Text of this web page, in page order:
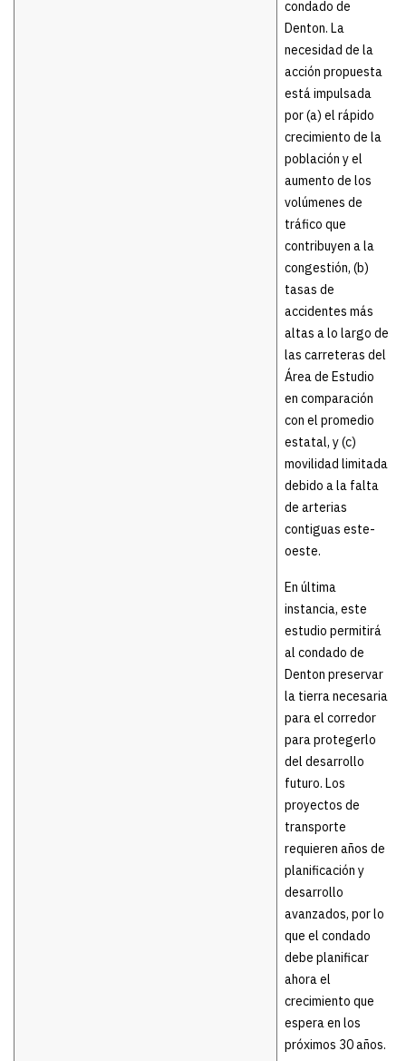
condado de
Denton. La
necesidad de la
acción propuesta
está impulsada
por (a) el rápido
crecimiento de la
población y el
aumento de los
volúmenes de
tráfico que
contribuyen a la
congestión, (b)
tasas de
accidentes más
altas a lo largo de
las carreteras del
Área de Estudio
en comparación
con el promedio
estatal, y (c)
movilidad limitada
debido a la falta
de arterias
contiguas este-
oeste.
En última
instancia, este
estudio permitirá
al condado de
Denton preservar
la tierra necesaria
para el corredor
para protegerlo
del desarrollo
futuro. Los
proyectos de
transporte
requieren años de
planificación y
desarrollo
avanzados, por lo
que el condado
debe planificar
ahora el
crecimiento que
espera en los
próximos 30 años.